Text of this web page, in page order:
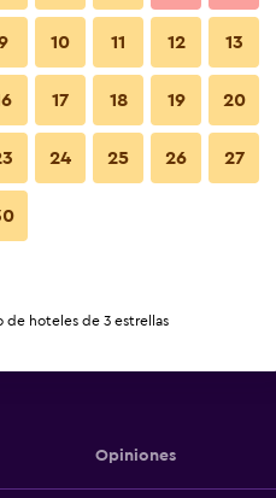
Opiniones
10 11 12 13
17 18 19 20
24 25 26 27
de hoteles de 3 estrellas